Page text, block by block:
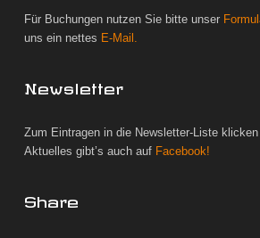
Für Buchungen nutzen Sie bitte unser
uns ein nettes E-Mail.
Newsletter
Zum Eintragen in die Newsletter-Liste
Aktuelles gibt’s auch auf Facebook!
Share